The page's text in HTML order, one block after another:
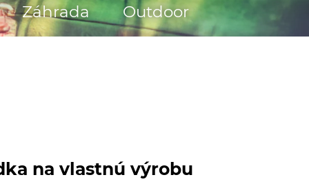
Záhrada Outdoor
na vlastnú výrobu